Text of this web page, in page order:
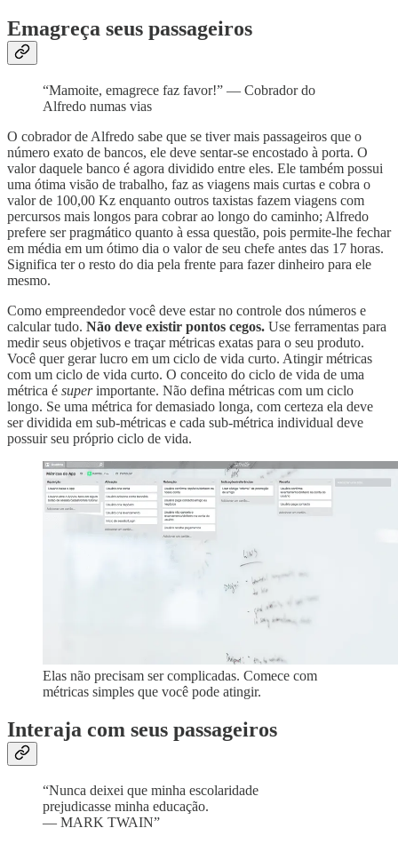
Emagreça seus passageiros
“Mamoite, emagrece faz favor!” — Cobrador do
Alfredo numas vias
O cobrador de Alfredo sabe que se tiver mais passageiros que o
número exato de bancos, ele deve sentar-se encostado à porta. O
valor daquele banco é agora dividido entre eles. Ele também possui
uma ótima visão de trabalho, faz as viagens mais curtas e cobra o
valor de 100,00 Kz enquanto outros taxistas fazem viagens com
percursos mais longos para cobrar ao longo do caminho; Alfredo
prefere ser pragmático quanto à essa questão, pois permite-lhe fechar
em média em um ótimo dia o valor de seu chefe antes das 17 horas.
Significa ter o resto do dia pela frente para fazer dinheiro para ele
mesmo.
Como empreendedor você deve estar no controle dos números e
calcular tudo. Não deve existir pontos cegos. Use ferramentas para
medir seus objetivos e traçar métricas exatas para o seu produto.
Você quer gerar lucro em um ciclo de vida curto. Atingir métricas
com um ciclo de vida curto. O conceito do ciclo de vida de uma
métrica é superimportante. Não defina métricas com um ciclo
longo. Se uma métrica for demasiado longa, com certeza ela deve
ser dividida em sub-métricas e cada sub-métrica individual deve
possuir seu próprio ciclo de vida.
Elas não precisam ser complicadas. Comece com
métricas simples que você pode atingir.
Interaja com seus passageiros
“Nunca deixei que minha escolaridade
prejudicasse minha educação.
— MARK TWAIN”